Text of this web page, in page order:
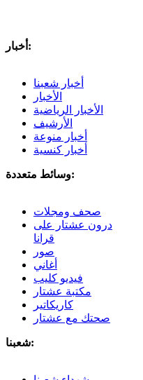
أخبار:
أخبار شعبنا
الأخبار
الأخبار الرياضية
الأرشيف
أخبار منوعة
أخبار كنسية
وسائط متعددة:
صحف ومجلات
درون عشتار على
قرانا
صور
أغاني
فيديو كليب
مكتبة عشتار
كاريكاتير
صحتك مع عشتار
شعبنا: